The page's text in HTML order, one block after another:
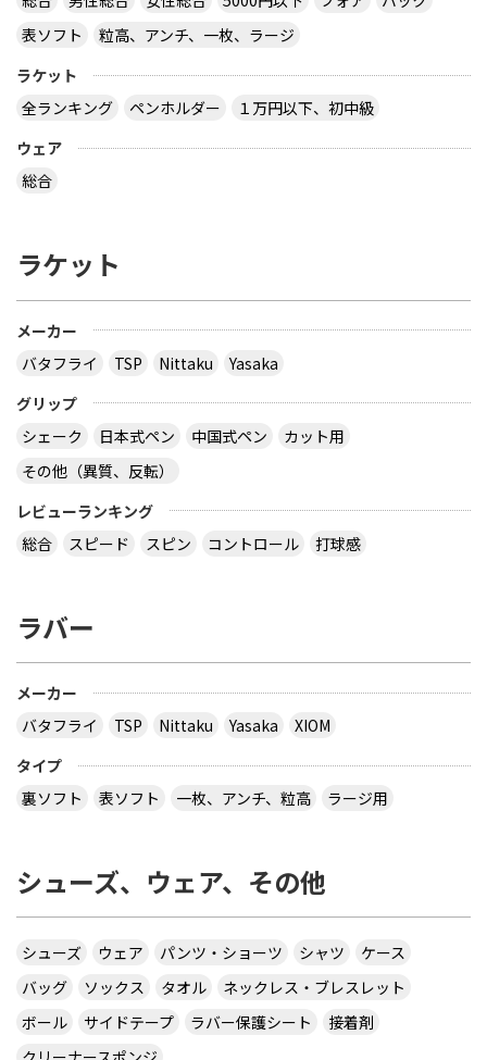
表ソフト
粒高、アンチ、一枚、ラージ
ラケット
全ランキング
ペンホルダー
１万円以下、初中級
ウェア
総合
ラケット
メーカー
バタフライ
TSP Nittaku
Yasaka
グリップ
シェーク
日本式ペン 中国式ペン
カット用
その他（異質、反転）
レビューランキング
総合
スピード スピン コントロール 打球感
ラバー
メーカー
バタフライ
TSP Nittaku Yasaka
XIOM
タイプ
裏ソフト
表ソフト 一枚、アンチ、粒高 ラージ用
シューズ、ウェア、その他
シューズ ウェア パンツ・ショーツ シャツ
ケース
バッグ
ソックス タオル
ネックレス・ブレスレット
ボール
サイドテープ ラバー保護シート
接着剤